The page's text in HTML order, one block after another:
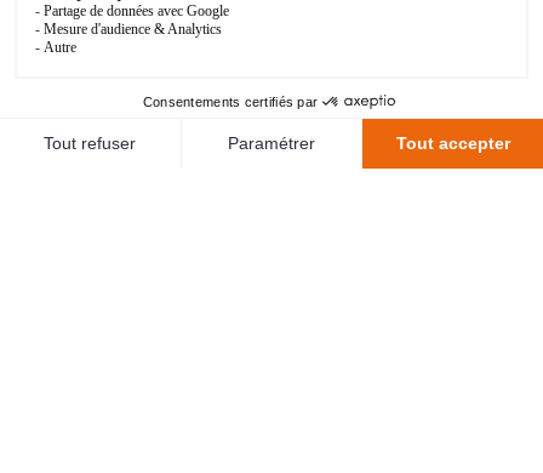
245J - 09 : 54